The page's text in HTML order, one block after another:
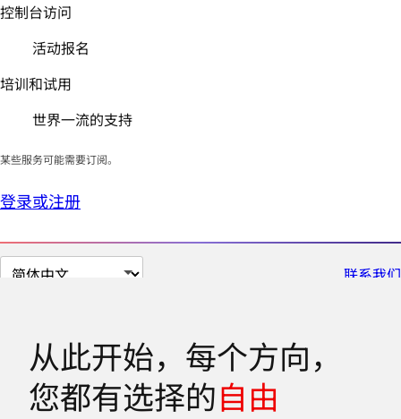
控制台访问
活动报名
培训和试用
世界一流的支持
某些服务可能需要订阅。
登录或注册
切
联系我们
从此开始，每个方向，
您都有选择的自由